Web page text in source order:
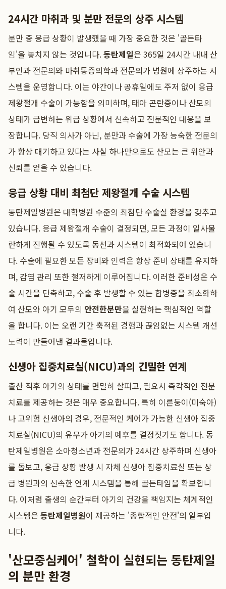
24시간 마취과 및 분만 전문의 상주 시스템
분만 중 응급 상황이 발생했을 때 가장 중요한 것은 '골든타
임'을 놓치지 않는 것입니다.동탄제일은 365일 24시간 내내 산
부인과 전문의와 마취통증의학과 전문의가 병원에 상주하는 시
스템을 운영합니다. 이는 야간이나 공휴일에도 주저 없이 응급
제왕절개 수술이 가능함을 의미하며, 태아 곤란증이나 산모의
상태가 급변하는 위급 상황에서 신속하고 전문적인 대응을 보
장합니다. 당직 의사가 아닌, 분만과 수술에 가장 능숙한 전문의
가 항상 대기하고 있다는 사실 하나만으로도 산모는 큰 위안과
신뢰를 얻을 수 있습니다.
응급 상황 대비 최첨단 제왕절개 수술 시스템
동탄제일병원은 대학병원 수준의 최첨단 수술실 환경을 갖추고
있습니다. 응급 제왕절개 수술이 결정되면, 모든 과정이 일사불
란하게 진행될 수 있도록 동선과 시스템이 최적화되어 있습니
다. 수술에 필요한 모든 장비와 인력은 항상 준비 상태를 유지하
며, 감염 관리 또한 철저하게 이루어집니다. 이러한 준비성은 수
술 시간을 단축하고, 수술 후 발생할 수 있는 합병증을 최소화하
여 산모와 아기 모두의 안전한분만을 실현하는 핵심적인 역할
을 합니다. 이는 오랜 기간 축적된 경험과 끊임없는 시스템 개선
노력이 만들어낸 결과물입니다.
신생아 집중치료실(NICU)과의 긴밀한 연계
출산 직후 아기의 상태를 면밀히 살피고, 필요시 즉각적인 전문
치료를 제공하는 것은 매우 중요합니다. 특히 이른둥이(미숙아)
나 고위험 신생아의 경우, 전문적인 케어가 가능한 신생아 집중
치료실(NICU)의 유무가 아기의 예후를 결정짓기도 합니다. 동
탄제일병원은 소아청소년과 전문의가 24시간 상주하며 신생아
를 돌보고, 응급 상황 발생 시 자체 신생아 집중치료실 또는 상
급 병원과의 신속한 연계 시스템을 통해 골든타임을 확보합니
다. 이처럼 출생의 순간부터 아기의 건강을 책임지는 체계적인
시스템은 동탄제일병원이 제공하는 '종합적인 안전'의 일부입
니다.
'산모중심케어' 철학이 실현되는 동탄제일
의 분만 환경